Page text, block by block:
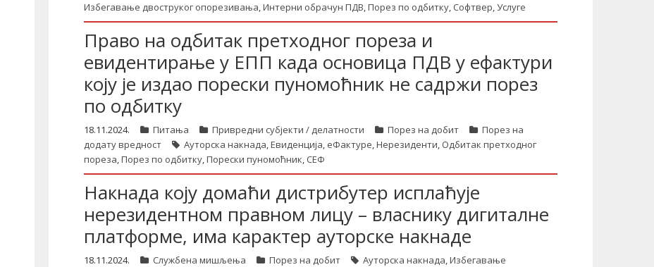
Избегавање двоструког опорезивања,Интерни обрачун ПДВ,Порез по одбитку, Софтвер,Услуге
Право на одбитак претходног пореза и
евидентирање у ЕПП када основица ПДВ у ефактури
коју је издао порески пуномоћник не садржи порез
по одбитку
18.11.2024. Питања Привредни субјекти / делатности Порез на добит
Порез на
додату вредност
Ауторска накнада,Евиденција, еФактуре,Нерезиденти, Одбитак претходног
пореза,Порез по одбитку,Порески пуномоћник, СЕФ
Накнада коју домаћи дистрибутер исплаћује
нерезидентном правном лицу – власнику дигиталне
платформе, има карактер ауторске накнаде
18.11.2024. Службена мишљења Порез на добит Ауторска накнада,Избегавање